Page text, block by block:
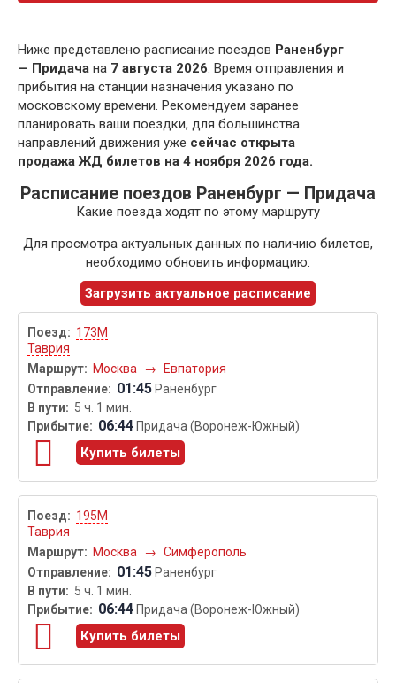
Ниже представлено расписание поездов Раненбург
— Придача на 7 августа 2026. Время отправления и
прибытия на станции назначения указано по
московскому времени. Рекомендуем заранее
планировать ваши поездки, для большинства
направлений движения уже сейчас открыта
продажа ЖД билетов на 4 ноября 2026 года.
Расписание поездов Раненбург — Придача
Какие поезда ходят по этому маршруту
Для просмотра актуальных данных по наличию билетов,
необходимо обновить информацию:
Загрузить актуальное расписание
173М
Таврия
Москва
→ Евпатория
01:45 Раненбург
5 ч. 1 мин.
06:44 Придача (Воронеж-Южный)
Купить билеты
195М
Таврия
Москва
→ Симферополь
01:45 Раненбург
5 ч. 1 мин.
06:44 Придача (Воронеж-Южный)
Купить билеты